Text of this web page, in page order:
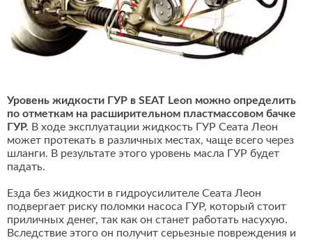
Уровень жидкости ГУР в SEAT Leon можно определить
по отметкам на расширительном пластмассовом бачке
ГУР. В ходе эксплуатации жидкость ГУР Сеата Леон
может протекать в различных местах, чаще всего через
шланги. В результате этого уровень масла ГУР будет
падать.
Езда без жидкости в гидроусилителе Сеата Леон
подвергает риску поломки насоса ГУР, который стоит
приличных денег, так как он станет работать насухую.
Вследствие этого он получит серьезные повреждения и